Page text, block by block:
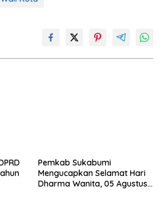
Pemkab Sukabumi
Mengucapkan Selamat Hari
Dharma Wanita, 05 Agustus